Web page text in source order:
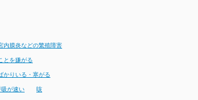
内膜炎などの繁殖障害
とを嫌がる
かりいる・寒がる
吸が速い 咳